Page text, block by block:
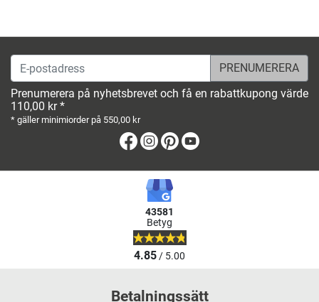
E-postadress
Prenumerera på nyhetsbrevet och få en rabattkupong värde
110,00 kr *
* gäller minimiorder på 550,00 kr
Facebook
Instagram
Pinterest
43581
Betyg
4.85/ 5.00
Betalningssätt